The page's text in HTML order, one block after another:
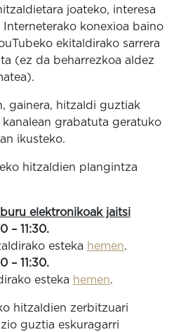
joateko, interesa
konexioa baino
ekitaldirako sarrera
(ez da beharrezkoa aldez
gainera, hitzaldi guztiak
kanalean grabatuta geratuko
ikusteko.
hitzaldien plangintza
elektronikoak jaitsi
– 11:30.
esteka hemen.
– 11:30.
esteka hemen.
hitzaldien zerbitzuari
guztia eskuragarri